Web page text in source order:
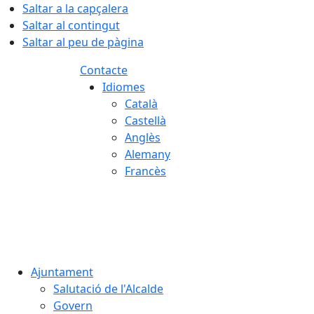
Saltar a la capçalera
Saltar al contingut
Saltar al peu de pàgina
Contacte
Idiomes
Català
Castellà
Anglès
Alemany
Francès
Ajuntament
Salutació de l'Alcalde
Govern